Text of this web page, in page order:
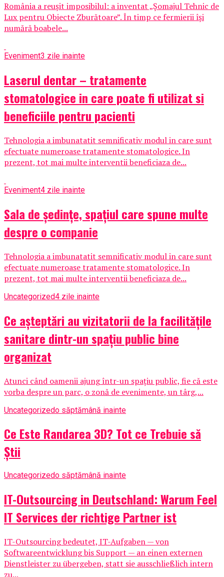
România a reușit imposibilul: a inventat „Șomajul Tehnic de
Lux pentru Obiecte Zburătoare”. În timp ce fermierii își
numără boabele...
Eveniment3 zile inainte
Laserul dentar – tratamente
stomatologice in care poate fi utilizat si
beneficiile pentru pacienti
Tehnologia a imbunatatit semnificativ modul in care sunt
efectuate numeroase tratamente stomatologice. In
prezent, tot mai multe interventii beneficiaza de...
Eveniment4 zile inainte
Sala de ședințe, spațiul care spune multe
despre o companie
Tehnologia a imbunatatit semnificativ modul in care sunt
efectuate numeroase tratamente stomatologice. In
prezent, tot mai multe interventii beneficiaza de...
Uncategorized4 zile inainte
Ce așteptări au vizitatorii de la facilitățile
sanitare dintr-un spațiu public bine
organizat
Atunci când oamenii ajung într-un spațiu public, fie că este
vorba despre un parc, o zonă de evenimente, un târg,...
Uncategorizedo săptămână inainte
Ce Este Randarea 3D? Tot ce Trebuie să
Știi
Uncategorizedo săptămână inainte
IT-Outsourcing in Deutschland: Warum Feel
IT Services der richtige Partner ist
IT-Outsourcing bedeutet, IT-Aufgaben — von
Softwareentwicklung bis Support — an einen externen
Dienstleister zu übergeben, statt sie ausschließlich intern
zu...